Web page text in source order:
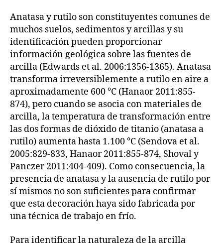
Anatasa y rutilo son constituyentes comunes de
muchos suelos, sedimentos y arcillas y su
identificación pueden proporcionar
información geológica sobre las fuentes de
arcilla (Edwards et al. 2006:1356-1365). Anatasa
transforma irreversiblemente a rutilo en aire a
aproximadamente 600 °C (Hanaor 2011:855-
874), pero cuando se asocia con materiales de
arcilla, la temperatura de transformación entre
las dos formas de dióxido de titanio (anatasa a
rutilo) aumenta hasta 1.100 °C (Sendova et al.
2005:829-833, Hanaor 2011:855-874, Shoval y
Panczer 2011:404-409). Como consecuencia, la
presencia de anatasa y la ausencia de rutilo por
sí mismos no son suficientes para confirmar
que esta decoración haya sido fabricada por
una técnica de trabajo en frío.
Para identificar la naturaleza de la arcilla